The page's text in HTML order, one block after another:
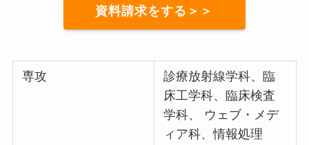
資料請求をする＞＞
専攻
診療放射線学科、臨
床工学科、臨床検査
学科、 ウェブ・メデ
ィア科、情報処理